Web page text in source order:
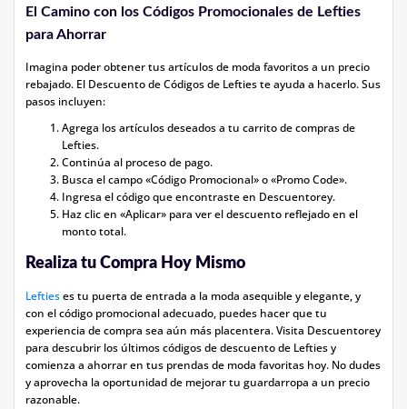
El Camino con los Códigos Promocionales de Lefties
para Ahorrar
Imagina poder obtener tus artículos de moda favoritos a un precio
rebajado. El Descuento de Códigos de Lefties te ayuda a hacerlo. Sus
pasos incluyen:
Agrega los artículos deseados a tu carrito de compras de
Lefties.
Continúa al proceso de pago.
Busca el campo «Código Promocional» o «Promo Code».
Ingresa el código que encontraste en Descuentorey.
Haz clic en «Aplicar» para ver el descuento reflejado en el
monto total.
Realiza tu Compra Hoy Mismo
Leftieses tu puerta de entrada a la moda asequible y elegante, y
con el código promocional adecuado, puedes hacer que tu
experiencia de compra sea aún más placentera. Visita Descuentorey
para descubrir los últimos códigos de descuento de Lefties y
comienza a ahorrar en tus prendas de moda favoritas hoy. No dudes
y aprovecha la oportunidad de mejorar tu guardarropa a un precio
razonable.